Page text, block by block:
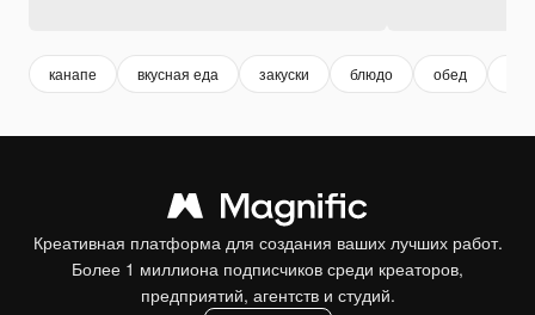
канапе вкусная еда закуски блюдо обед
Креативная платформа для создания ваших лучших работ.
Более 1 миллиона подписчиков среди креаторов,
предприятий, агентств и студий.